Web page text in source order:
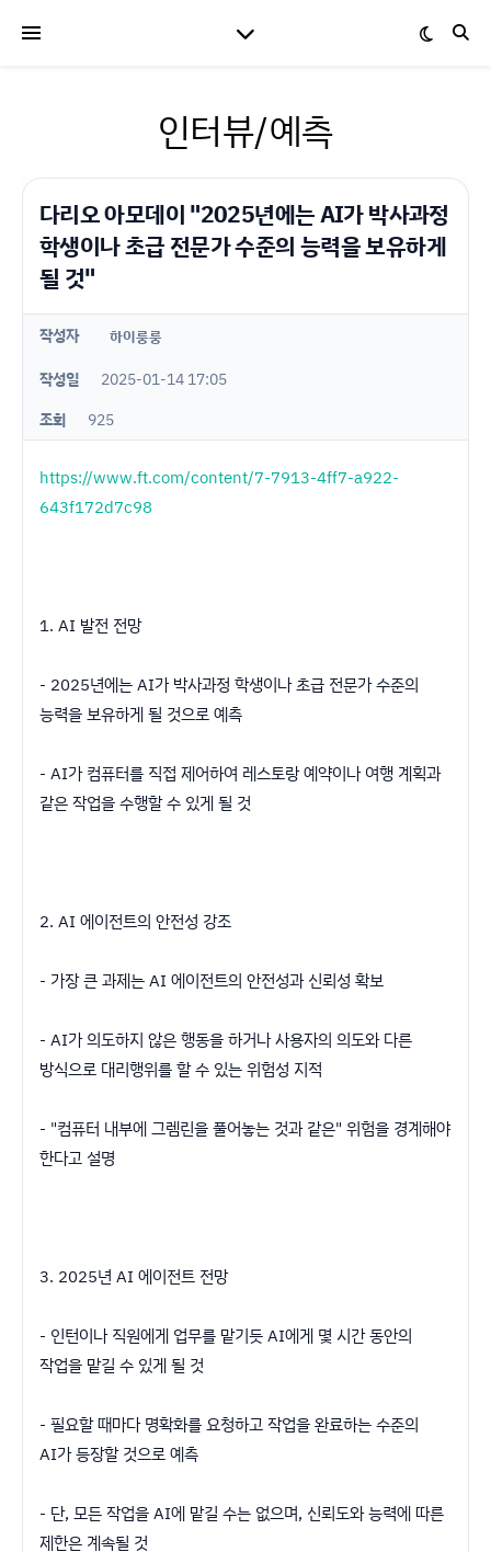
인터뷰/예측
다리오 아모데이 "2025년에는 AI가 박사과정
학생이나 초급 전문가 수준의 능력을 보유하게
될 것"
작성자 하이룽룽
작성일
2025-01-14 17:05
조회
925
https://www.ft.com/content/7-7913-4ff7-a922-
643f172d7c98
1. AI 발전 전망
- 2025년에는 AI가 박사과정 학생이나 초급 전문가 수준의
능력을 보유하게 될 것으로 예측
- AI가 컴퓨터를 직접 제어하여 레스토랑 예약이나 여행 계획과
같은 작업을 수행할 수 있게 될 것
2. AI 에이전트의 안전성 강조
- 가장 큰 과제는 AI 에이전트의 안전성과 신뢰성 확보
- AI가 의도하지 않은 행동을 하거나 사용자의 의도와 다른
방식으로 대리행위를 할 수 있는 위험성 지적
- "컴퓨터 내부에 그렘린을 풀어놓는 것과 같은" 위험을 경계해야
한다고 설명
3. 2025년 AI 에이전트 전망
- 인턴이나 직원에게 업무를 맡기듯 AI에게 몇 시간 동안의
작업을 맡길 수 있게 될 것
- 필요할 때마다 명확화를 요청하고 작업을 완료하는 수준의
AI가 등장할 것으로 예측
- 단, 모든 작업을 AI에 맡길 수는 없으며, 신뢰도와 능력에 따른
제한은 계속될 것